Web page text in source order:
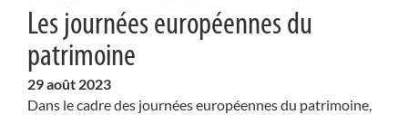
Les journées européennes du
patrimoine
29août 2023
Dans le cadre des journées européennes du patrimoine,